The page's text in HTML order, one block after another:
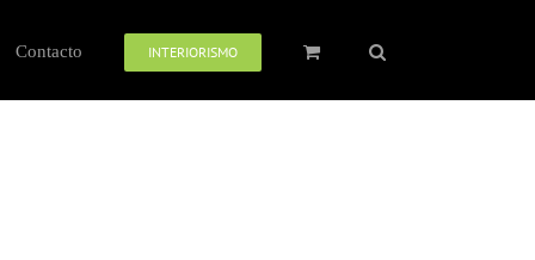
Contacto INTERIORISMO